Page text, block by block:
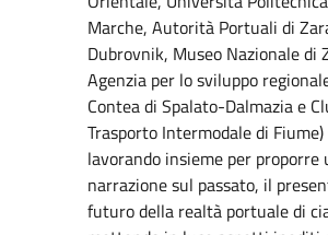
Marche, Autorità Portuali di
Dubrovnik, Museo Nazionale di
Agenzia per lo sviluppo
Contea di Spalato-Dalmazia e
Trasporto Intermodale di
lavorando insieme per proporre
narrazione sul passato, il
futuro della realtà portuale di